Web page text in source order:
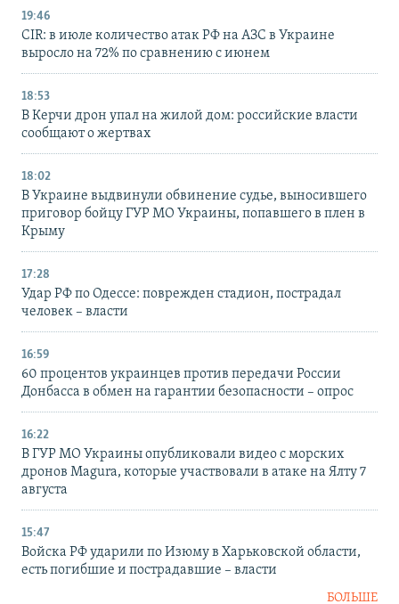
19:46
CIR: в июле количество атак РФ на АЗС в Украине
выросло на 72% по сравнению с июнем
18:53
В Керчи дрон упал на жилой дом: российские власти
сообщают о жертвах
18:02
В Украине выдвинули обвинение судье, выносившего
приговор бойцу ГУР МО Украины, попавшего в плен в
Крыму
17:28
Удар РФ по Одессе: поврежден стадион, пострадал
человек – власти
16:59
60 процентов украинцев против передачи России
Донбасса в обмен на гарантии безопасности – опрос
16:22
В ГУР МО Украины опубликовали видео с морских
дронов Magura, которые участвовали в атаке на Ялту 7
августа
15:47
Войска РФ ударили по Изюму в Харьковской области,
есть погибшие и пострадавшие – власти
БОЛЬШЕ